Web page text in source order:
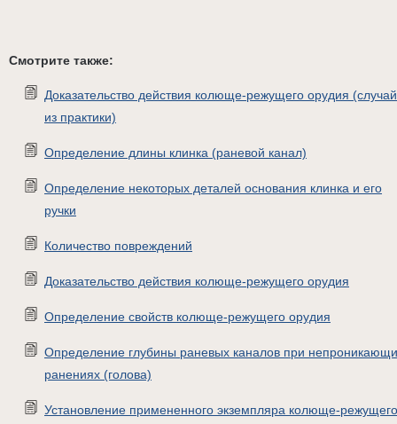
Смотрите также:
Доказательство действия колюще-режущего орудия (случай
из практики)
Определение длины клинка (раневой канал)
Определение некоторых деталей основания клинка и его
ручки
Количество повреждений
Доказательство действия колюще-режущего орудия
Определение свойств колюще-режущего орудия
Определение глубины раневых каналов при
ранениях (голова)
Установление примененного экземпляра колюще-режущего